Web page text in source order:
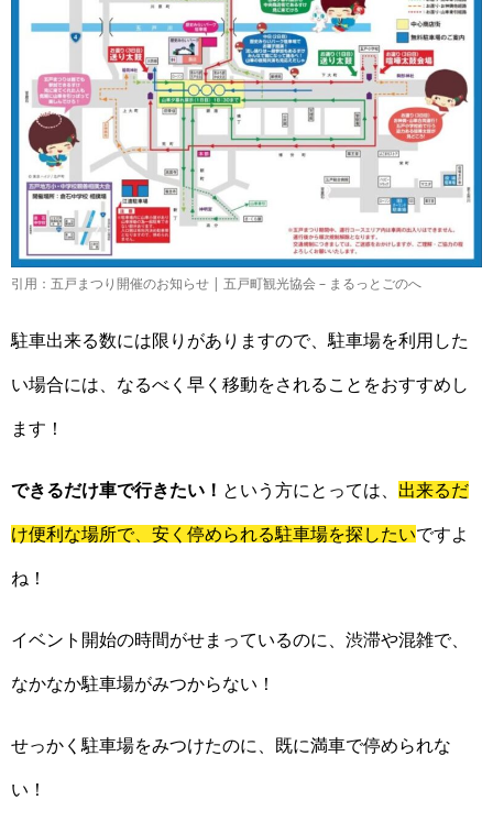
引用：五戸まつり開催のお知らせ | 五戸町観光協会 – まるっとごのへ
駐車出来る数には限りがありますので、駐車場を利用した
い場合には、なるべく早く移動をされることをおすすめし
ます！
できるだけ車で行きたい！ という方にとっては、 出来るだ
け便利な場所で、安く停められる駐車場を探したいですよ
ね！
イベント開始の時間がせまっているのに、渋滞や混雑で、
なかなか駐車場がみつからない！
せっかく駐車場をみつけたのに、既に満車で停められな
い！